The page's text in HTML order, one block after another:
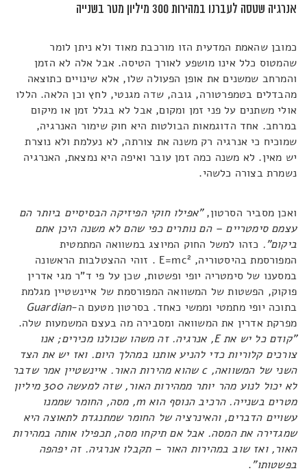
אנרגיה שטסה לעברנו במהירות 300 מיליון מטר בשנייה
כמובן שהאמת המדעית הזו מורכבת מאוד ולא ניתן לומר
שהמטוס כלל אינו מושפע לאורך הטיסה. אבל אלה לא הזמן
והמרחב שמשנים את אופן הפעולה שלו, אלא שינויים כתוצאה
מהבדלים בטמפרטורה, גובה, שדה מגנטי, לחץ וכן הלאה. הללו
אולי משתנים על פני זמן ומקום, אבל לא בגלל זמן או מיקום
במרחב. אחד הדוגמאות הבולטות היא חוק שימור האנרגיה,
שמוכיח כי אנרגיה רק משנה את צורתה, לא נעלמת ולא נוצרת
יש מאין. לא משנה כמה זמן עובר ואיפה היא נמצאת, האנרגיה
נשמרת בצורה כלשהי.
ואכן מסביר הסרטון,"אפילו חוקי הפיזיקה הבסיסיים ביותר הם
עצמם סימטריים – הם נותרים כפי שהם לא משנה היכן אתם
ביקום". כזהו למשל החוק המיוצג במשוואה המתמטית
המפורסמת בהיסטוריה, E=mc 2
. זוהי ההצטלבות הראשונה
במסענו של סימטריה יופי ופשטות, שכן על פי ד"ר מגי אדרין
פוקוק, הפשטות של המשוואה המפורסמת של איינשטיין מגלמת
בתוכה יופי מתמטי וממשי כאחד. בסרטון מטעם ה-Guardian
מפרקת אדרין את המשוואה ומסבירה מה בעצם המשמעות שלה.
"קודם כל יש אתE, אנרגיה. זה משהו שכולנו מכירים; אנו
צורכים קלוריות כדי להניע אותנו במהלך היום. ואז יש את הצד
השני של המשוואה,cשהוא מהירות האור. איינשטיין אמר שדבר
לא יכול לנוע מהר יותר ממהירות האור, שזה למעשה 300 מיליון
מטרים בשנייה. הרכיב הנוסף הוא m, מסה, החומר שממנו
עשויים הדברים, והאינרציה של החומר שמתנגדת לתאוצה היא
שמגדירה את המסה. אבל אם תיקחו מסה, תכפילו אותה במהירות
האור, ואז שוב במהירות האור – תקבלו אנרגיה. זה יפהפה
בפשטותו".